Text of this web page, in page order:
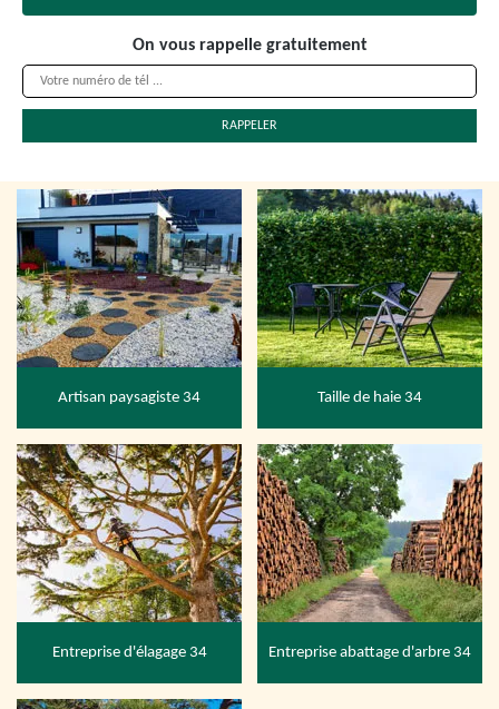
On vous rappelle gratuitement
Artisan paysagiste 34 Taille de haie 34
Entreprise d'élagage 34 Entreprise abattage d'arbre 34